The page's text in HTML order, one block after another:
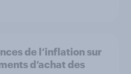
de l‘inflation sur
d’achat des